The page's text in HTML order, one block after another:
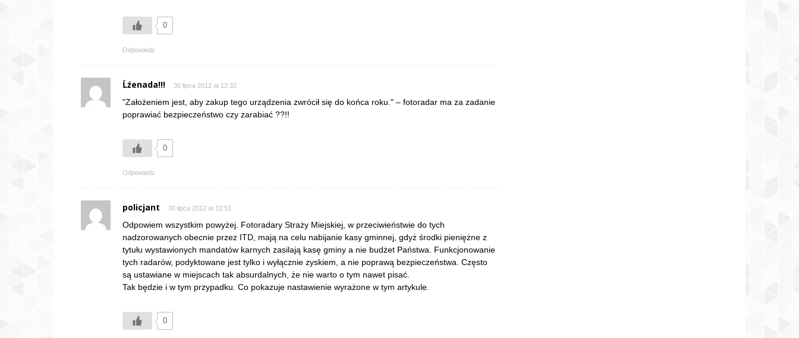
0
Odpowiedz
Ĺźenada!!! 30 lipca 2012 at 12:32
"Założeniem jest, aby zakup tego urządzenia zwrócił się do końca roku." – fotoradar ma za zadanie
poprawiać bezpieczeństwo czy zarabiać ??!!
0
Odpowiedz
policjant 30 lipca 2012 at 12:51
Odpowiem wszystkim powyżej. Fotoradary Straży Miejskiej, w przeciwieństwie do tych
nadzorowanych obecnie przez ITD, mają na celu nabijanie kasy gminnej, gdyż środki pieniężne z
tytułu wystawionych mandatów karnych zasilają kasę gminy a nie budżet Państwa. Funkcjonowanie
tych radarów, podyktowane jest tylko i wyłącznie zyskiem, a nie poprawą bezpieczeństwa. Często
są ustawiane w miejscach tak absurdalnych, że nie warto o tym nawet pisać.
Tak będzie i w tym przypadku. Co pokazuje nastawienie wyrażone w tym artykule.
0